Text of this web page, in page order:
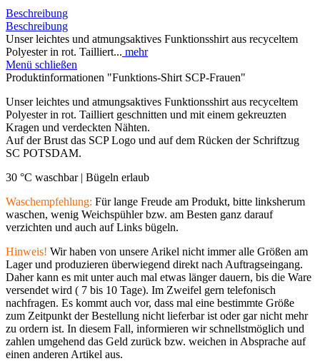
Beschreibung
Beschreibung
Unser leichtes und atmungsaktives Funktionsshirt aus recyceltem
Polyester in rot. Tailliert... mehr
Menü schließen
Produktinformationen "Funktions-Shirt SCP-Frauen"
Unser leichtes und atmungsaktives Funktionsshirt aus recyceltem
Polyester in rot. Tailliert geschnitten und mit einem gekreuzten
Kragen und verdeckten Nähten.
Auf der Brust das SCP Logo und auf dem Rücken der Schriftzug
SC POTSDAM.
30 °C waschbar | Bügeln erlaub
Waschempfehlung: Für lange Freude am Produkt, bitte linksherum
waschen, wenig Weichspühler bzw. am Besten ganz darauf
verzichten und auch auf Links bügeln.
Hinweis! Wir haben von unsere Arikel nicht immer alle Größen am
Lager und produzieren überwiegend direkt nach Auftragseingang.
Daher kann es mit unter auch mal etwas länger dauern, bis die Ware
versendet wird ( 7 bis 10 Tage). Im Zweifel gern telefonisch
nachfragen. Es kommt auch vor, dass mal eine bestimmte Größe
zum Zeitpunkt der Bestellung nicht lieferbar ist oder gar nicht mehr
zu ordern ist. In diesem Fall, informieren wir schnellstmöglich und
zahlen umgehend das Geld zurück bzw. weichen in Absprache auf
einen anderen Artikel aus.